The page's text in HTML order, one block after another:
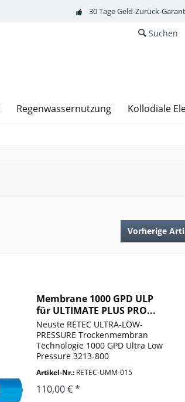
30 Tage Geld-Zurück-
Suchen
Regenwassernutzung Kollodiale
Vorherige
Membrane 1000 GPD ULP
für ULTIMATE PLUS PRO...
Neuste RETEC ULTRA-LOW-
PRESSURE Trockenmembran
Technologie 1000 GPD Ultra Low
Pressure 3213-800
Membrane passt nicht in 400-
600 GPD Gehäuse vor Juni 2023
Artikel-Nr.: RETEC-UMM-015
110,00 € *